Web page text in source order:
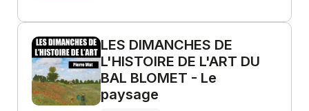
LES DIMANCHES DE
L'HISTOIRE DE L'ART DU
BAL BLOMET - Le
paysage